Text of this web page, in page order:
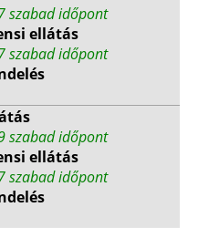
szabad időpont
ellátás
szabad időpont
szabad időpont
ellátás
szabad időpont